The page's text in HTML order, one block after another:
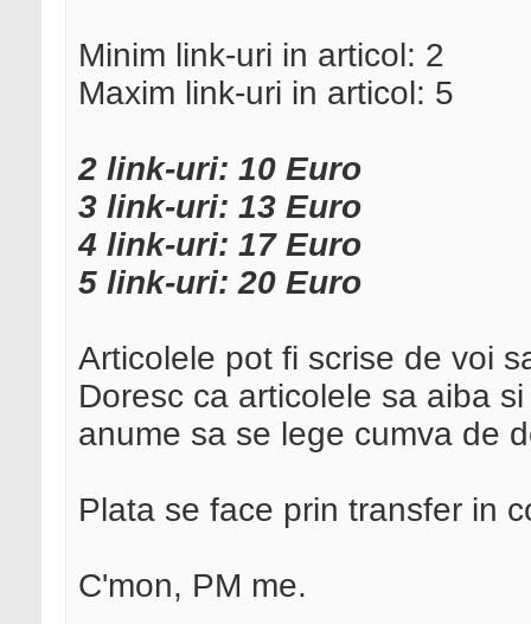
Minim link-uri in articol: 2
Maxim link-uri in articol: 5
2 link-uri: 10 Euro
3 link-uri: 13 Euro
4 link-uri: 17 Euro
5 link-uri: 20 Euro
Articolele pot fi scrise de voi
Doresc ca articolele sa aiba
anume sa se lege cumva de
Plata se face prin transfer in
C'mon, PM me.